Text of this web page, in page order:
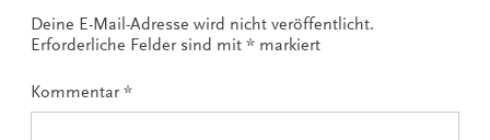
Deine E-Mail-Adresse wird nicht veröffentlicht.
Erforderliche Felder sind mit * markiert
Kommentar*